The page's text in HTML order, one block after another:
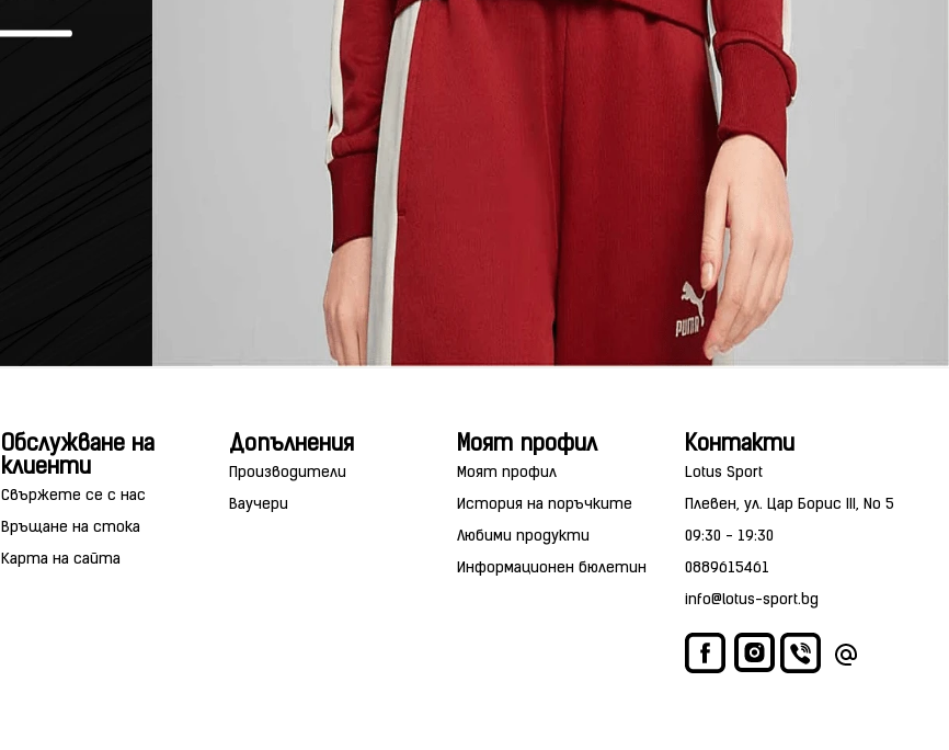
Обслужване на
клиенти
Свържете се с нас
Връщане на стока
Карта на сайта
Допълнения
Производители
Ваучери
Моят профил
Моят профил
История на поръчките
Любими продукти
Информационен бюлетин
Контакти
Lotus Sport
Плевен, ул. Цар Борис III, No 5
09:30 - 19:30
0889615461
info@lotus-sport.bg